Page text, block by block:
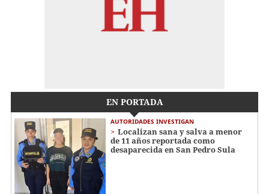
EN PORTADA
AUTORIDADES INVESTIGAN
Localizan sana y salva a menor
de 11 años reportada como
desaparecida en San Pedro Sula